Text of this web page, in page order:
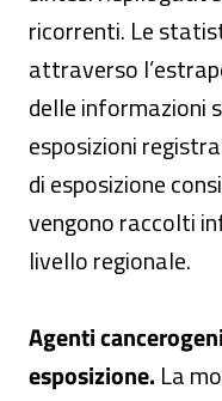
ricorrenti. Le
attraverso
delle informazioni
esposizioni
di esposizione
vengono raccolti
livello regionale.
Agenti
esposizione. La